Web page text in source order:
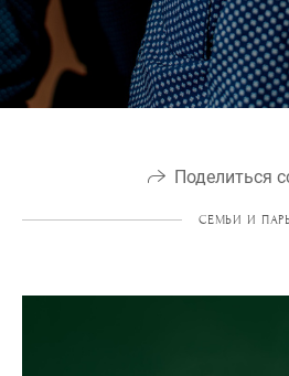
Поделиться
СЕМЬИ И